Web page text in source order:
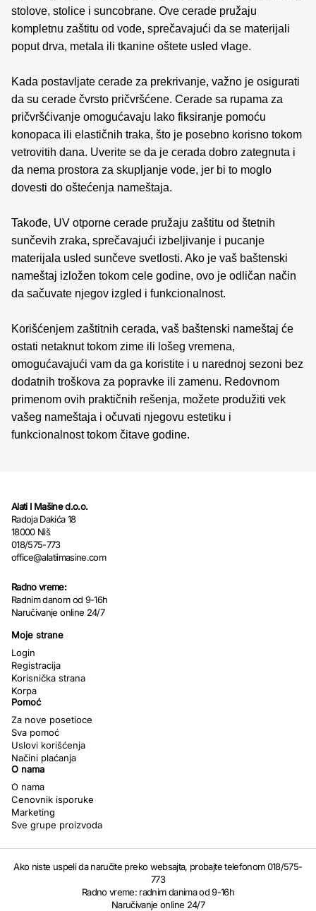
stolove, stolice i suncobrane. Ove cerade pružaju
kompletnu zaštitu od vode, sprečavajući da se materijali
poput drva, metala ili tkanine oštete usled vlage.
Kada postavljate cerade za prekrivanje, važno je osigurati
da su cerade čvrsto pričvršćene. Cerade sa rupama za
pričvršćivanje omogućavaju lako fiksiranje pomoću
konopaca ili elastičnih traka, što je posebno korisno tokom
vetrovitih dana. Uverite se da je cerada dobro zategnuta i
da nema prostora za skupljanje vode, jer bi to moglo
dovesti do oštećenja nameštaja.
Takođe, UV otporne cerade pružaju zaštitu od štetnih
sunčevih zraka, sprečavajući izbeljivanje i pucanje
materijala usled sunčeve svetlosti. Ako je vaš baštenski
nameštaj izložen tokom cele godine, ovo je odličan način
da sačuvate njegov izgled i funkcionalnost.
Korišćenjem zaštitnih cerada, vaš baštenski nameštaj će
ostati netaknut tokom zime ili lošeg vremena,
omogućavajući vam da ga koristite i u narednoj sezoni bez
dodatnih troškova za popravke ili zamenu. Redovnom
primenom ovih praktičnih rešenja, možete produžiti vek
vašeg nameštaja i očuvati njegovu estetiku i
funkcionalnost tokom čitave godine.
Alati I Mašine d.o.o.
Radoja Dakića 18
18000 Niš
018/575-773
office@alatiimasine.com
Radno vreme:
Radnim danom od 9-16h
Naručivanje online 24/7
Moje strane
Login
Registracija
Korisnička strana
Korpa
Pomoć
Za nove posetioce
Sva pomoć
Uslovi korišćenja
Načini plaćanja
O nama
O nama
Cenovnik isporuke
Marketing
Sve grupe proizvoda
Ako niste uspeli da naručite preko websajta, probajte telefonom 018/575-
773
Radno vreme: radnim danima od 9-16h
Naručivanje online 24/7